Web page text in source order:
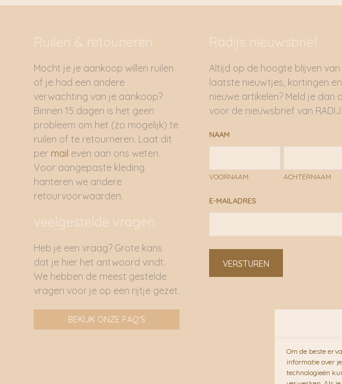
Om de beste
informatie over
technologieën
Ruilen & retouneren
Mocht je je aankoop willen ruilen
of je had een andere
verwachting van je aankoop?
Binnen 15 dagen is het geen
probleem om het (zo mogelijk) te
ruilen of te retourneren. Laat dit
permail even aan ons weten.
Voor aangepaste kleding
hanteren we andere
retourvoorwaarden.
veelgestelde vragen
Heb je een vraag? Grote kans
dat je hier het antwoord vindt.
We hebben de meest gestelde
vragen voor je op een rijtje gezet.
BEKIJK ONZE FAQ'S
Radijs nieuwsbrief
Altijd op de hoogte blijven
laatste nieuwtjes, kortingen en
nieuwe artikelen? Meld je dan
voor de nieuwsbrief van
NAAM
VOORNAAM ACHTERNAAM
E-MAILADRES
VERSTUREN